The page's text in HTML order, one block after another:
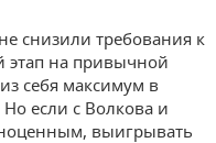
снизили требования к
этап на привычной
себя максимум в
если с Волкова и
выигрывать